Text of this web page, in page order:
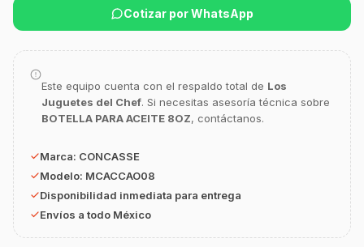
Cotizar por WhatsApp
Este equipo cuenta con el respaldo total de Los
Juguetes del Chef. Si necesitas asesoría técnica sobre
BOTELLA PARA ACEITE 8OZ, contáctanos.
Marca: CONCASSE
Modelo: MCACCAO08
Disponibilidad inmediata para entrega
Envíos a todo México
¡Hola Chef! 🍳 Soy GastroBot, tu asesor
¿En qué te puedo apoyar hoy con tu
Buscar estufas industriales
Ver uniformes y filipinas
Ver sucursales y contacto